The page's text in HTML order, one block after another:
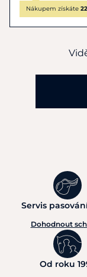
Nákupem získáte
Servis
Dohodnout
Od roku